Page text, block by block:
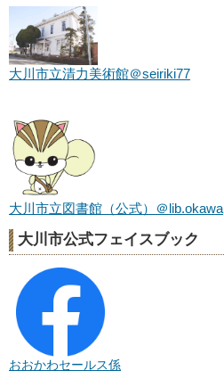
大川市立清力美術館＠seiriki77
大川市立図書館（公式）＠lib.okawa
大川市公式フェイスブック
おおかわセールス係